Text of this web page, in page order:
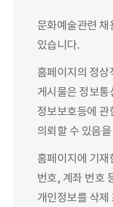
문화예술관련 채
있습니다.
홈페이지의 정
게시물은 정보통
정보보호등에 관
의뢰할 수 있음
홈페이지에 기
번호, 계좌 번호
개인정보를 삭제